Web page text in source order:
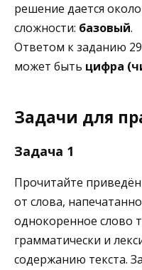
решение дается около
сложности: базовый.
Ответом к заданию
может быть цифра
Задачи для
Задача 1
Прочитайте
от слова,
однокоренное слово
грамматически и
содержанию текста.